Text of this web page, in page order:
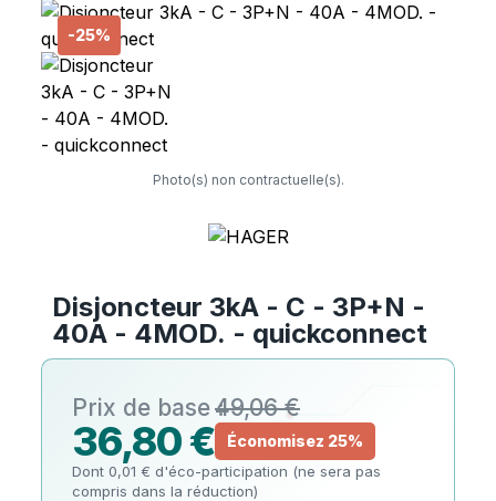
-25%
Photo(s) non contractuelle(s).
Disjoncteur 3kA - C - 3P+N -
40A - 4MOD. - quickconnect
49,06 €
36,80 € Économisez 25%
Dont 0,01 € d'éco-participation (ne sera pas
compris dans la réduction)